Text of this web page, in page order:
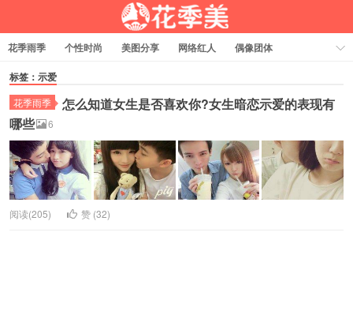
花季雨季 个性时尚 美图分享 网络红人
偶像团体
福利资源
标签：示爱
花季雨季
怎么知道女生是否喜欢你?女生暗恋示爱的表现有
哪些
6
阅读(205) 赞 (32)